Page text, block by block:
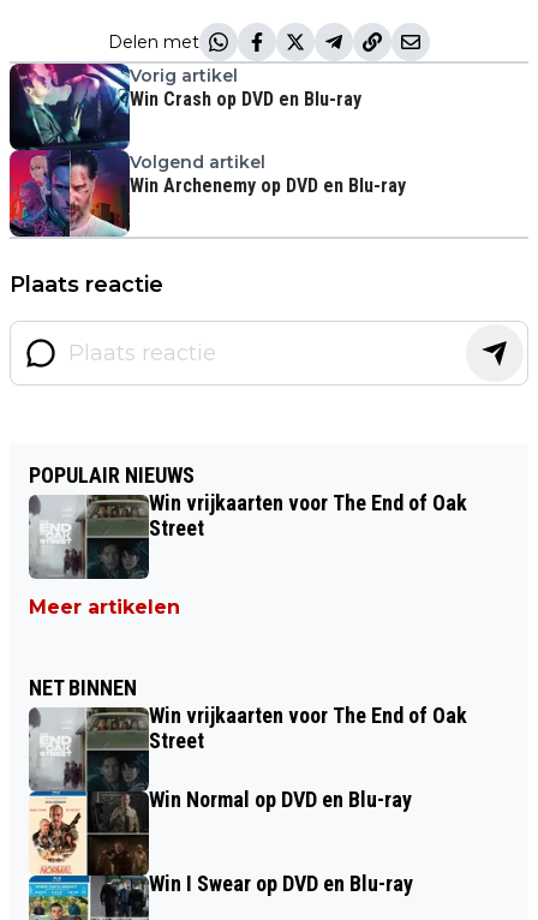
Delen met
Vorig artikel
Win Crash op DVD en Blu-ray
Volgend artikel
Win Archenemy op DVD en Blu-ray
Plaats reactie
POPULAIR NIEUWS
Win vrijkaarten voor The End of Oak
Street
Meer artikelen
NET BINNEN
Win vrijkaarten voor The End of Oak
Street
Win Normal op DVD en Blu-ray
Win I Swear op DVD en Blu-ray